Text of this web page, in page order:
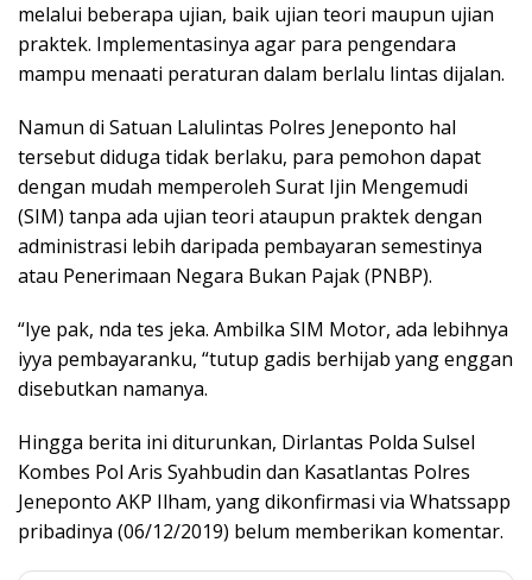
melalui beberapa ujian, baik ujian teori maupun ujian
praktek. Implementasinya agar para pengendara
mampu menaati peraturan dalam berlalu lintas dijalan.
Namun di Satuan Lalulintas Polres Jeneponto hal
tersebut diduga tidak berlaku, para pemohon dapat
dengan mudah memperoleh Surat Ijin Mengemudi
(SIM) tanpa ada ujian teori ataupun praktek dengan
administrasi lebih daripada pembayaran semestinya
atau Penerimaan Negara Bukan Pajak (PNBP).
“Iye pak, nda tes jeka. Ambilka SIM Motor, ada lebihnya
iyya pembayaranku, “tutup gadis berhijab yang enggan
disebutkan namanya.
Hingga berita ini diturunkan, Dirlantas Polda Sulsel
Kombes Pol Aris Syahbudin dan Kasatlantas Polres
Jeneponto AKP Ilham, yang dikonfirmasi via Whatssapp
pribadinya (06/12/2019) belum memberikan komentar.